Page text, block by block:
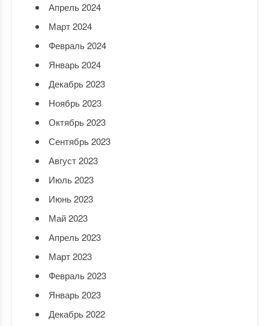
Апрель 2024
Март 2024
Февраль 2024
Январь 2024
Декабрь 2023
Ноябрь 2023
Октябрь 2023
Сентябрь 2023
Август 2023
Июль 2023
Июнь 2023
Май 2023
Апрель 2023
Март 2023
Февраль 2023
Январь 2023
Декабрь 2022